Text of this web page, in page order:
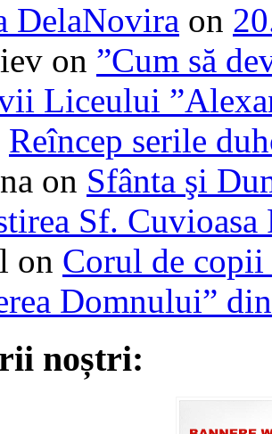
DelaNovira on
on ”Cum să
Liceului
Reîncep serile
on Sfânta şi
Sf. Cuvioasa
on Corul de
Domnului”
noștri: